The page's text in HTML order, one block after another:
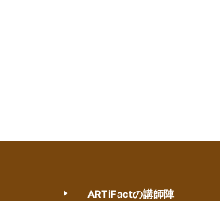
ARTiFactの講師陣